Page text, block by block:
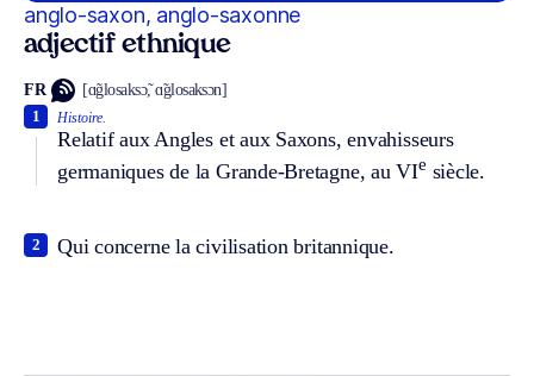
anglo-saxon, anglo-saxonne
adjectif ethnique
FR [ɑ̃glosaksɔ̃, ɑ̃glosaksɔn]
Histoire.
Relatif aux Angles et aux Saxons, envahisseurs
germaniques de la Grande-Bretagne, au VIe siècle.
1
Qui concerne la civilisation britannique.
2